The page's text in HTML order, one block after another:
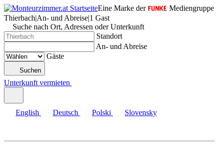
Eine Marke der
Mediengruppe
Thierbach|An- und Abreise|1 Gast
Suche nach Ort, Adressen oder Unterkunft
Standort
An- und Abreise
Gäste
Suchen
Unterkunft vermieten
English Deutsch Polski Slovensky